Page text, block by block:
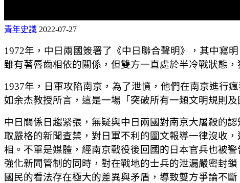
青年史識 2022-07-27
1972年，中日兩國簽署了《中日聯合聲明》，其中寫
雖有著唇齒相依的關係，但雙方一直處於半冷戰狀態
1937年，日軍攻陷南京，為了泄憤，他們在南京進行
如余杰教授所言，這是一場「突破所有一類文明規則及
中日關係日趨緊張，無疑與中日兩國對南京大屠殺的
取嚴格的新聞查禁，對日軍不利的圖文報導一律沒收
相。不單是媒體，經南京戰役後回國的日本官兵也被
強化新聞管制的同時，對在戰地的士兵的泄漏嚴密封
國民的看法存在極大的差異與矛盾，導致雙方爭論不斷